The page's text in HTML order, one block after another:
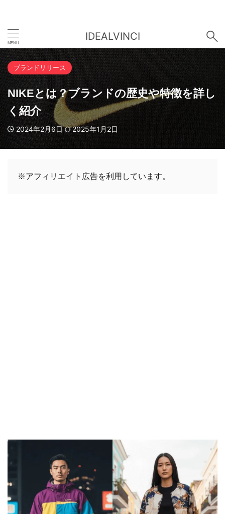
IDEALVINCI
ブランドリリース
NIKEとは？ブランドの歴史や特徴を詳し
く紹介
2024年2月6日 2025年1月2日
※アフィリエイト広告を利用しています。